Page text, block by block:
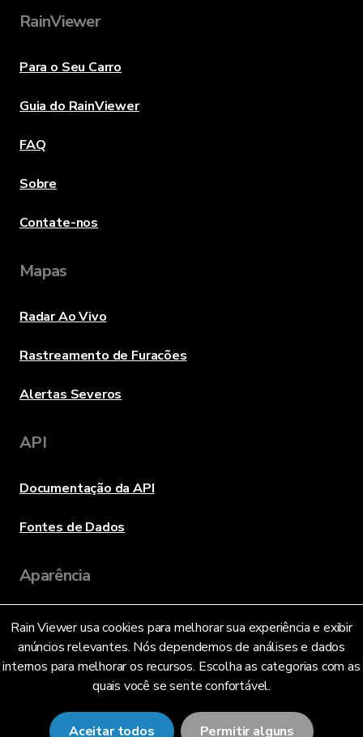
Rain Viewer usa cookies para melhorar sua experiência e exibir
anúncios relevantes. Nós dependemos de análises e dados
internos para melhorar os recursos. Escolha as categorias com as
quais você se sente confortável.
Aceitar todos Permitir alguns
RainViewer
Para o Seu Carro
Guia do RainViewer
FAQ
Sobre
Contate-nos
Mapas
Radar Ao Vivo
Rastreamento de Furacões
Alertas Severos
API
Documentação da API
Fontes de Dados
Aparência
Idioma
Português Brasileiro (BR)